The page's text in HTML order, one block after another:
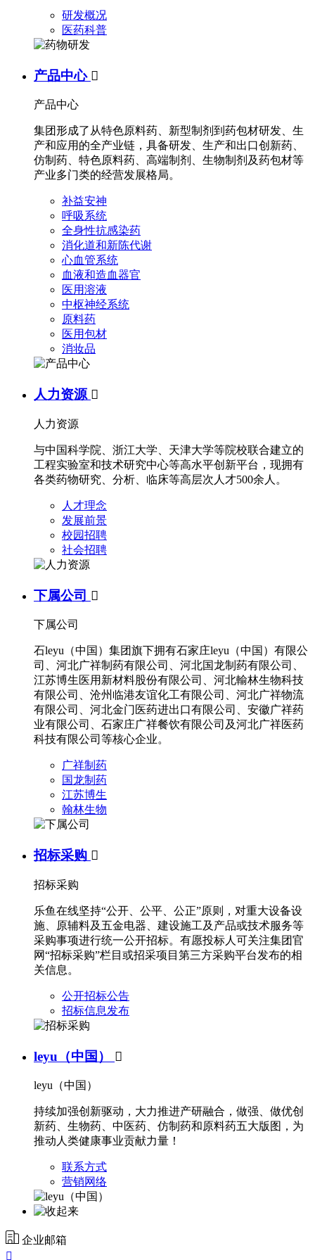
研发概况
医药科普
产品中心 
产品中心
集团形成了从特色原料药、新型制剂到药包材研发、生
产和应用的全产业链，具备研发、生产和出口创新药、
仿制药、特色原料药、高端制剂、生物制剂及药包材等
产业多门类的经营发展格局。
补益安神
呼吸系统
全身性抗感染药
消化道和新陈代谢
心血管系统
血液和造血器官
医用溶液
中枢神经系统
原料药
医用包材
消妆品
人力资源 
人力资源
与中国科学院、浙江大学、天津大学等院校联合建立的
工程实验室和技术研究中心等高水平创新平台，现拥有
各类药物研究、分析、临床等高层次人才500余人。
人才理念
发展前景
校园招聘
社会招聘
下属公司 
下属公司
石leyu（中国）集团旗下拥有石家庄leyu（中国）有限公
司、河北广祥制药有限公司、河北国龙制药有限公司、
江苏博生医用新材料股份有限公司、河北輸林生物科技
有限公司、沧州临港友谊化工有限公司、河北广祥物流
有限公司、河北金门医药进出口有限公司、安徽广祥药
业有限公司、石家庄广祥餐饮有限公司及河北广祥医药
科技有限公司等核心企业。
广祥制药
国龙制药
江苏博生
翰林生物
招标采购 
招标采购
乐鱼在线坚持“公开、公平、公正”原则，对重大设备设
施、原辅料及五金电器、建设施工及产品或技术服务等
采购事项进行统一公开招标。有愿投标人可关注集团官
网“招标采购”栏目或招采项目第三方采购平台发布的相
关信息。
公开招标公告
招标信息发布
leyu（中国） 
leyu（中国）
持续加强创新驱动，大力推进产研融合，做强、做优创
新药、生物药、中医药、仿制药和原料药五大版图，为
推动人类健康事业贡献力量！
联系方式
营销网络
企业邮箱
